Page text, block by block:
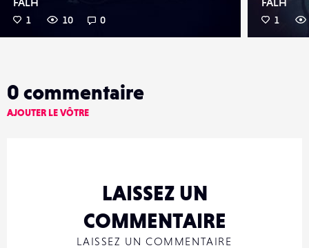
1 10 0 1
0 commentaire
AJOUTER LE VÔTRE
LAISSEZ UN
COMMENTAIRE
LAISSEZ UN COMMENTAIRE